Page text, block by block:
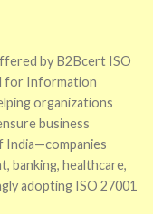
by B2Bcert ISO
for Information
organizations
business
India—companies
banking, healthcare,
adopting ISO 27001